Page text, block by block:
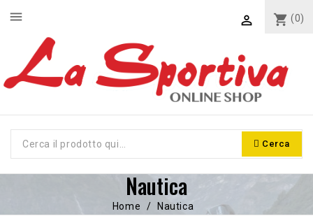
shopping_cart (0)

Cerca
menu
Nautica
Home Nautica